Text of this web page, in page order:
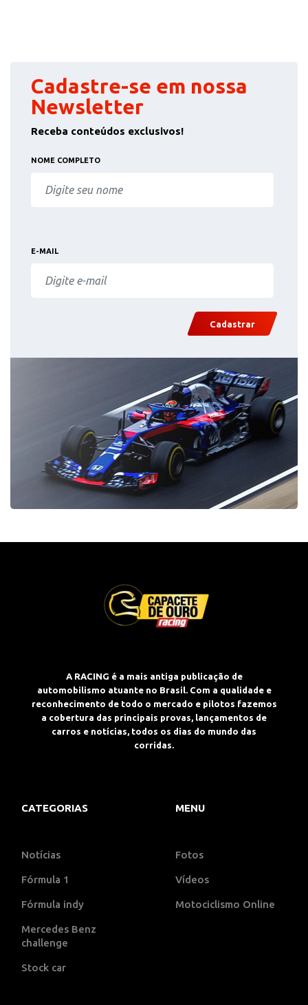
Cadastre-se em nossa
Newsletter
Receba conteúdos exclusivos!
NOME COMPLETO
E-MAIL
Cadastrar
A RACING é a mais antiga publicação de
automobilismo atuante no Brasil. Com a qualidade e
reconhecimento de todo o mercado e pilotos fazemos
a cobertura das principais provas, lançamentos de
carros e notícias, todos os dias do mundo das
corridas.
CATEGORIAS
Notícias
Fórmula 1
Fórmula indy
Mercedes Benz
challenge
Stock car
MENU
Fotos
Vídeos
Motociclismo Online